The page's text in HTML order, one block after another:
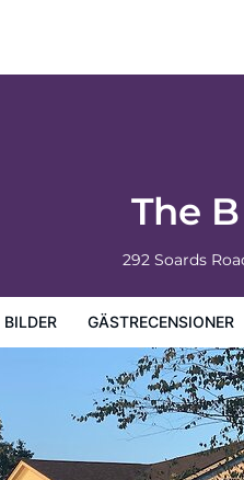
The
292 Soards
BILDER GÄSTRECENSIONER